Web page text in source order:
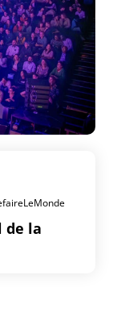
de la